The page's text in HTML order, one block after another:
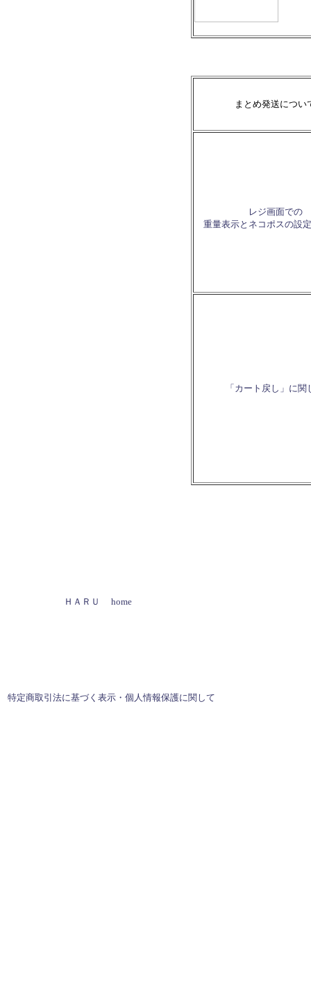
まとめ発送につい
レジ画面での
重量表示とネコポスの設
「カート戻し」に関
ＨＡＲＵ home
特定商取引法に基づく表示・個人情報保護に関して